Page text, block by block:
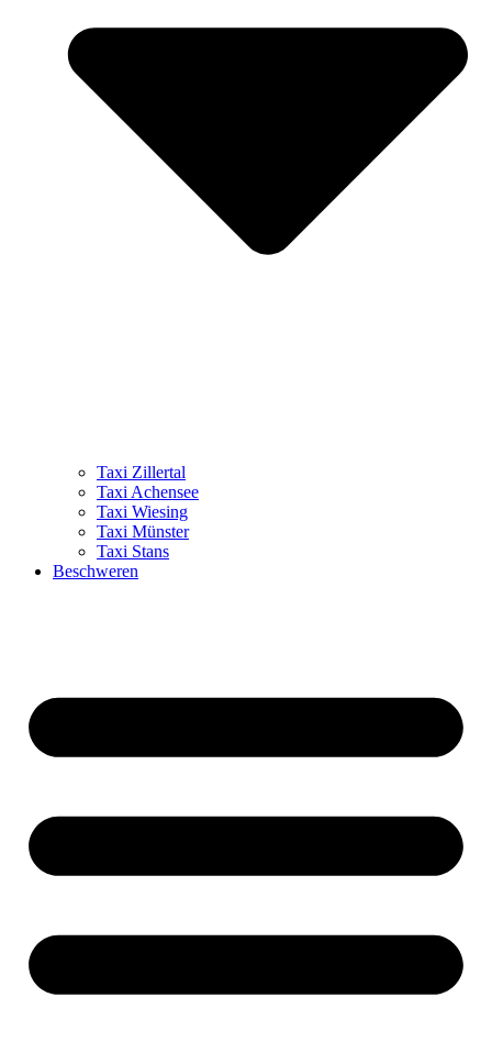
Taxi Zillertal
Taxi Achensee
Taxi Wiesing
Taxi Münster
Taxi Stans
Beschweren